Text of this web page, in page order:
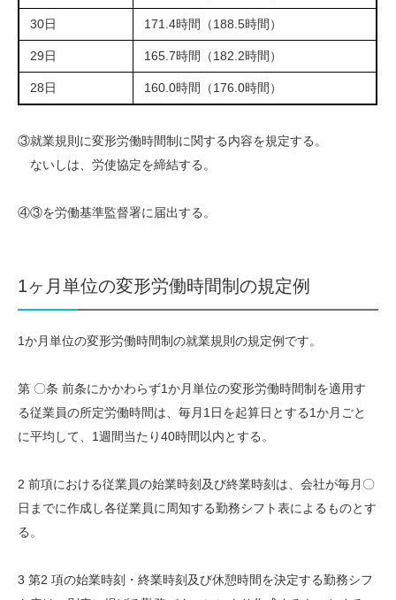
30日 171.4時間（188.5時間）
29日 165.7時間（182.2時間）
28日 160.0時間（176.0時間）
③就業規則に変形労働時間制に関する内容を規定する。
ないしは、労使協定を締結する。
④③を労働基準監督署に届出する。
1ヶ月単位の変形労働時間制の規定例
1か月単位の変形労働時間制の就業規則の規定例です。
第 〇条 前条にかかわらず1か月単位の変形労働時間制を適用す
る従業員の所定労働時間は、毎月1日を起算日とする1か月ごと
に平均して、1週間当たり40時間以内とする。
2 前項における従業員の始業時刻及び終業時刻は、会社が毎月〇
日までに作成し各従業員に周知する勤務シフト表によるものとす
る。
3 第2 項の始業時刻・終業時刻及び休憩時間を決定する勤務シフ